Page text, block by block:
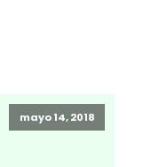
mayo 14, 2018